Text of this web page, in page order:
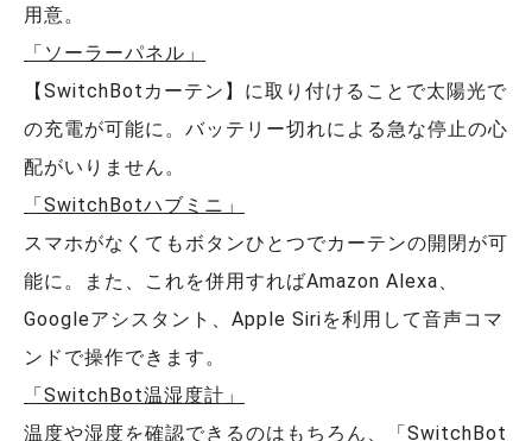
用意。
「ソーラーパネル」
【SwitchBotカーテン】に取り付けることで太陽光で
の充電が可能に。バッテリー切れによる急な停止の心
配がいりません。
「SwitchBotハブミニ」
スマホがなくてもボタンひとつでカーテンの開閉が可
能に。また、これを併用すればAmazon Alexa、
Googleアシスタント、Apple Siriを利用して音声コマ
ンドで操作できます。
「SwitchBot温湿度計」
温度や湿度を確認できるのはもちろん、「SwitchBot